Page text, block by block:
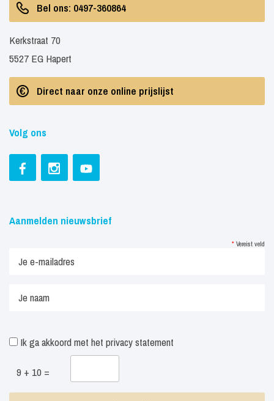
Bel ons: 0497-360864
Kerkstraat 70
5527 EG Hapert
Direct naar onze online prijslijst
Volg ons
Aanmelden nieuwsbrief
* Vereist veld
Ik ga akkoord met het privacy statement
9 + 10 =